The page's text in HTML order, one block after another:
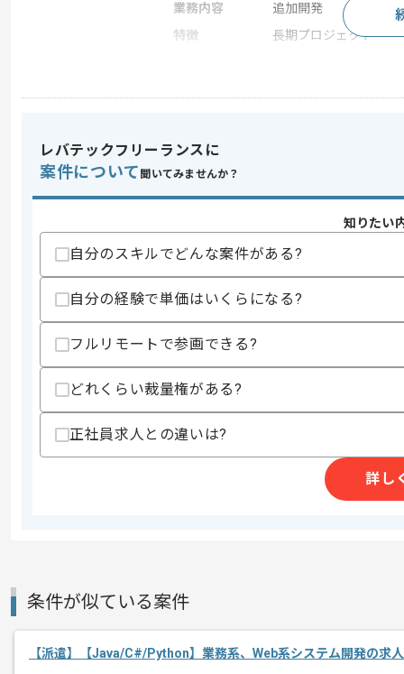
業務内容
追加開発
特徴
長期プロジェクト
エージェントからのコ
メント
でございます。
Javaの経験を活かしたい方におすすめ
レバテックフリーランスに
案件について 聞いてみませんか？
知りたい
自分のスキルでどんな案件がある?
自分の経験で単価はいくらになる?
フルリモートで参画できる?
どれくらい裁量権がある?
正社員求人との違いは?
詳し
条件が似ている案件
【派遣】【Java/C#/Python】業務系、Web系システム開発の求